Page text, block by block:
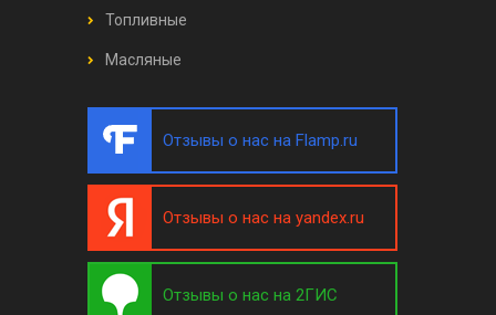
Топливные
Масляные
Отзывы о нас на Flamp.ru
Отзывы о нас на yandex.ru
Отзывы о нас на 2ГИС